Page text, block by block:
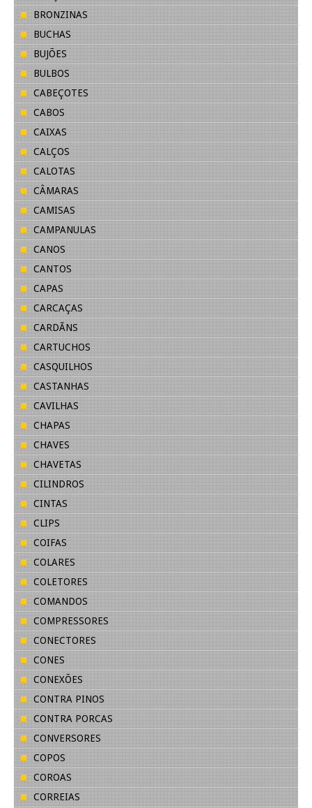
BRONZINAS
BUCHAS
BUJÕES
BULBOS
CABEÇOTES
CABOS
CAIXAS
CALÇOS
CALOTAS
CÂMARAS
CAMISAS
CAMPANULAS
CANOS
CANTOS
CAPAS
CARCAÇAS
CARDÃNS
CARTUCHOS
CASQUILHOS
CASTANHAS
CAVILHAS
CHAPAS
CHAVES
CHAVETAS
CILINDROS
CINTAS
CLIPS
COIFAS
COLARES
COLETORES
COMANDOS
COMPRESSORES
CONECTORES
CONES
CONEXÕES
CONTRA PINOS
CONTRA PORCAS
CONVERSORES
COPOS
COROAS
CORREIAS